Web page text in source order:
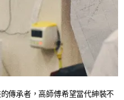
傳承者，高師傅希望當代紳裝不